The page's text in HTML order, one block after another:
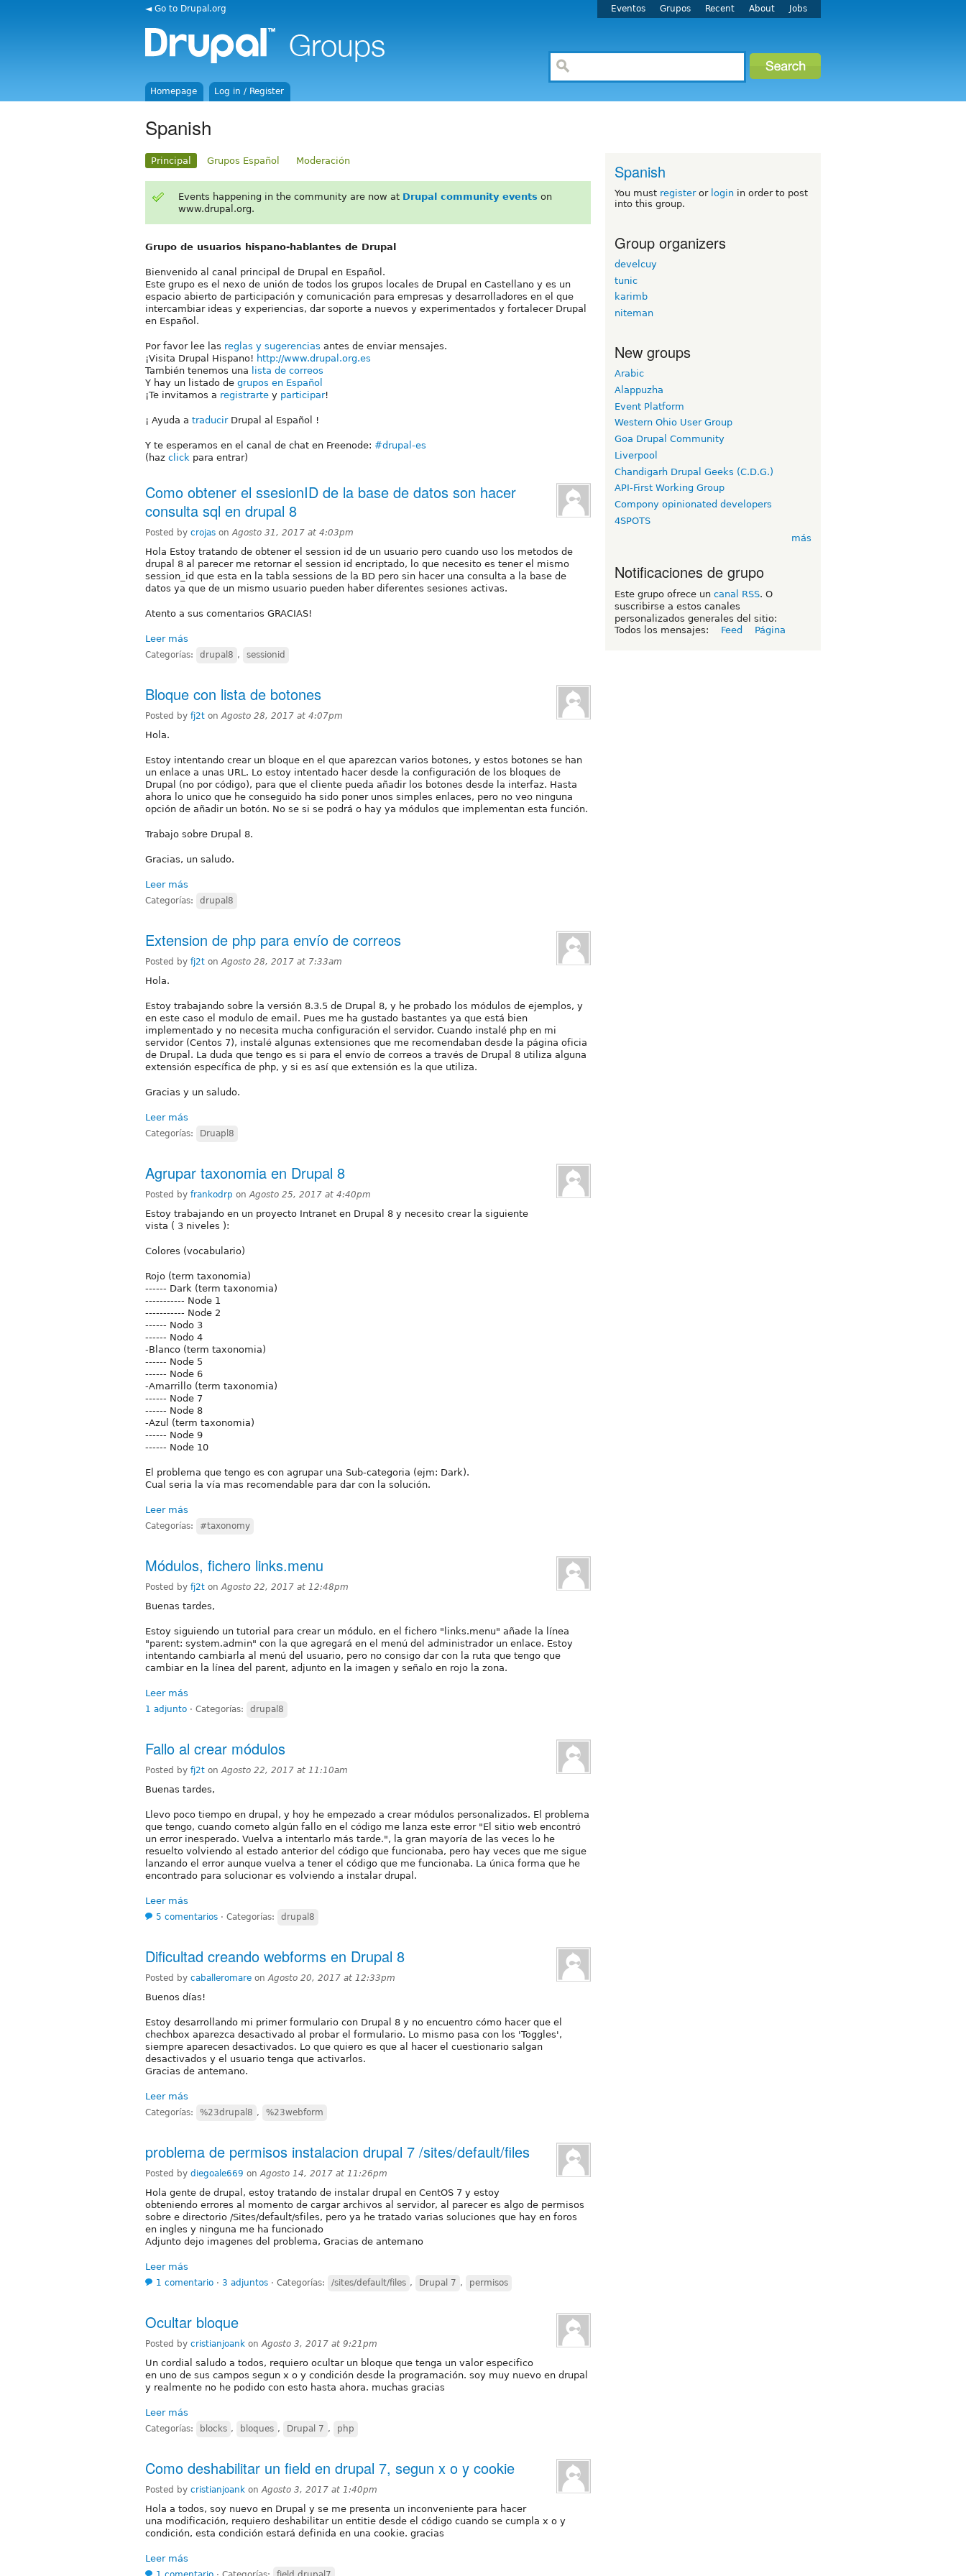
◄ Go to Drupal.org Eventos Grupos Recent About Jobs
Homepage Log in / Register
Spanish
Principal Grupos Español Moderación
Events happening in the community are now at Drupal community events on
www.drupal.org.
Grupo de usuarios hispano-hablantes de Drupal
Bienvenido al canal principal de Drupal en Español.
Este grupo es el nexo de unión de todos los grupos locales de Drupal en Castellano y es un
espacio abierto de participación y comunicación para empresas y desarrolladores en el que
intercambiar ideas y experiencias, dar soporte a nuevos y experimentados y fortalecer Drupal
en Español.
Por favor lee las reglas y sugerencias antes de enviar mensajes.
¡Visita Drupal Hispano! http://www.drupal.org.es
También tenemos una
lista de correos
Y hay un listado de grupos en Español
¡Te invitamos a registrarte y participar!
¡ Ayuda a traducirDrupal al Español !
Y te esperamos en el canal de chat en Freenode: #drupal-es
(haz click para entrar)
Como obtener el ssesionID de la base de datos son hacer
consulta sql en drupal 8
Posted by crojas onAgosto 31, 2017 at 4:03pm
Hola Estoy tratando de obtener el session id de un usuario pero cuando uso los metodos de
drupal 8 al parecer me retornar el session id encriptado, lo que necesito es tener el mismo
session_id que esta en la tabla sessions de la BD pero sin hacer una consulta a la base de
datos ya que de un mismo usuario pueden haber diferentes sesiones activas.
Atento a sus comentarios GRACIAS!
Leer más
Categorías: drupal8 , sessionid
Bloque con lista de botones
Posted by fj2t onAgosto 28, 2017 at 4:07pm
Hola.
Estoy intentando crear un bloque en el que aparezcan varios botones, y estos botones se han
un enlace a unas URL. Lo estoy intentado hacer desde la configuración de los bloques de
Drupal (no por código), para que el cliente pueda añadir los botones desde la interfaz. Hasta
ahora lo unico que he conseguido ha sido poner unos simples enlaces, pero no veo ninguna
opción de añadir un botón. No se si se podrá o hay ya módulos que implementan esta función.
Trabajo sobre Drupal 8.
Gracias, un saludo.
Leer más
Categorías: drupal8
Extension de php para envío de correos
Posted by fj2t onAgosto 28, 2017 at 7:33am
Hola.
Estoy trabajando sobre la versión 8.3.5 de Drupal 8, y he probado los módulos de ejemplos, y
en este caso el modulo de email. Pues me ha gustado bastantes ya que está bien
implementado y no necesita mucha configuración el servidor. Cuando instalé php en mi
servidor (Centos 7), instalé algunas extensiones que me recomendaban desde la página oficia
de Drupal. La duda que tengo es si para el envío de correos a través de Drupal 8 utiliza alguna
extensión específica de php, y si es así que extensión es la que utiliza.
Gracias y un saludo.
Leer más
Categorías: Druapl8
Agrupar taxonomia en Drupal 8
Posted by frankodrp onAgosto 25, 2017 at 4:40pm
Estoy trabajando en un proyecto Intranet en Drupal 8 y necesito crear la siguiente
vista ( 3 niveles ):
Colores (vocabulario)
Rojo (term taxonomia)
------ Dark (term taxonomia)
----------- Node 1
----------- Node 2
------ Nodo 3
------ Nodo 4
-Blanco (term taxonomia)
------ Node 5
------ Node 6
-Amarrillo (term taxonomia)
------ Node 7
------ Node 8
-Azul (term taxonomia)
------ Node 9
------ Node 10
El problema que tengo es con agrupar una Sub-categoria (ejm: Dark).
Cual seria la vía mas recomendable para dar con la solución.
Leer más
Categorías: #taxonomy
Módulos, fichero links.menu
Posted by fj2t onAgosto 22, 2017 at 12:48pm
Buenas tardes,
Estoy siguiendo un tutorial para crear un módulo, en el fichero "links.menu" añade la línea
"parent: system.admin" con la que agregará en el menú del administrador un enlace. Estoy
intentando cambiarla al menú del usuario, pero no consigo dar con la ruta que tengo que
cambiar en la línea del parent, adjunto en la imagen y señalo en rojo la zona.
Leer más
1 adjunto ⋅ Categorías: drupal8
Fallo al crear módulos
Posted by fj2t on Agosto 22, 2017 at 11:10am
Buenas tardes,
Llevo poco tiempo en drupal, y hoy he empezado a crear módulos personalizados. El problema
que tengo, cuando cometo algún fallo en el código me lanza este error "El sitio web encontró
un error inesperado. Vuelva a intentarlo más tarde.", la gran mayoría de las veces lo he
resuelto volviendo al estado anterior del código que funcionaba, pero hay veces que me sigue
lanzando el error aunque vuelva a tener el código que me funcionaba. La única forma que he
encontrado para solucionar es volviendo a instalar drupal.
Leer más
5 comentarios ⋅ Categorías: drupal8
Dificultad creando webforms en Drupal 8
Posted by caballeromare on Agosto 20, 2017 at 12:33pm
Buenos días!
Estoy desarrollando mi primer formulario con Drupal 8 y no encuentro cómo hacer que el
chechbox aparezca desactivado al probar el formulario. Lo mismo pasa con los 'Toggles',
siempre aparecen desactivados. Lo que quiero es que al hacer el cuestionario salgan
desactivados y el usuario tenga que activarlos.
Gracias de antemano.
Leer más
Categorías: %23drupal8 , %23webform
problema de permisos instalacion drupal 7 /sites/default/files
Posted by diegoale669 on Agosto 14, 2017 at 11:26pm
Hola gente de drupal, estoy tratando de instalar drupal en CentOS 7 y estoy
obteniendo errores al momento de cargar archivos al servidor, al parecer es algo de permisos
sobre e directorio /Sites/default/sfiles, pero ya he tratado varias soluciones que hay en foros
en ingles y ninguna me ha funcionado
Adjunto dejo imagenes del problema, Gracias de antemano
Leer más
1 comentario ⋅ 3 adjuntos ⋅ Categorías: /sites/default/files , Drupal 7 , permisos
Ocultar bloque
Posted by cristianjoank on Agosto 3, 2017 at 9:21pm
Un cordial saludo a todos, requiero ocultar un bloque que tenga un valor especifico
en uno de sus campos segun x o y condición desde la programación. soy muy nuevo en drupal
y realmente no he podido con esto hasta ahora. muchas gracias
Leer más
Categorías: blocks , bloques , Drupal 7 , php
Como deshabilitar un field en drupal 7, segun x o y cookie
Posted by cristianjoank on Agosto 3, 2017 at 1:40pm
Hola a todos, soy nuevo en Drupal y se me presenta un inconveniente para hacer
una modificación, requiero deshabilitar un entitie desde el código cuando se cumpla x o y
condición, esta condición estará definida en una cookie. gracias
Leer más
Spanish
You must registeror login in order to post
into this group.
Group organizers
develcuy
tunic
karimb
niteman
New groups
Arabic
Alappuzha
Event Platform
Western Ohio User Group
Goa Drupal Community
Liverpool
Chandigarh Drupal Geeks (C.D.G.)
API-First Working Group
Compony opinionated developers
4SPOTS
más
Notificaciones de grupo
Este grupo ofrece un canal RSS. O
suscribirse a estos canales
personalizados generales del sitio:
Todos los mensajes:
Feed Página